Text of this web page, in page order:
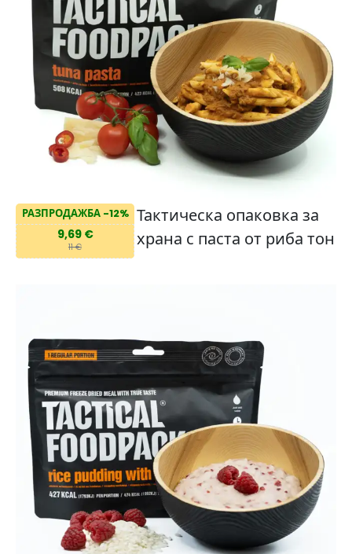
РАЗПРОДАЖБА -12%
9,69 €
11 €
Тактическа опаковка за
храна с паста от риба тон